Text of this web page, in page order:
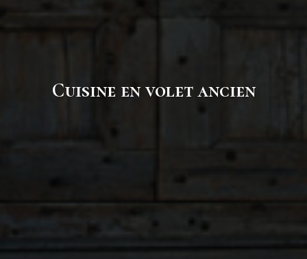
Cuisine en volet ancien